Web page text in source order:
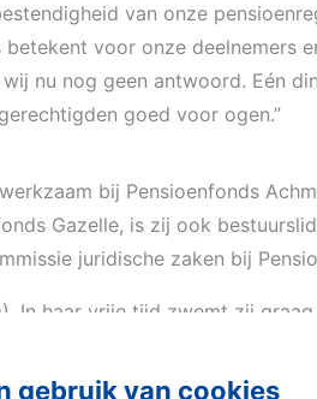
van onze
voor onze deelnemers
nu nog geen antwoord. Eén
goed voor ogen.”
bij Pensioenfonds
Gazelle, is zij ook
juridische zaken bij
In haar vrije tijd zwemt zij
gebruik van cookies